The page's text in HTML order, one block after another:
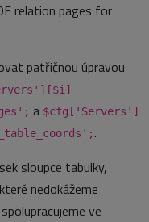
relation pages for
patřičnou úpravou
a $cfg['Servers']
.
sloupce tabulky,
nedokážeme
ve